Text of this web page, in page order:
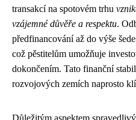
transakcí na spotovém trhu
vzájemné důvěře a respektu.
předfinancování až do výše
což pěstitelům umožňuje
dokončením. Tato finanční
rozvojových zemích naprosto
Důležitým aspektem